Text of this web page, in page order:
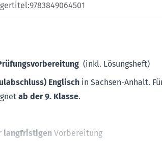
(inkl. Lösungsheft)
Englisch in Sachsen-Anhalt.
ab der 9. Klasse.
langfristigen Vorbereitung
9783849064501